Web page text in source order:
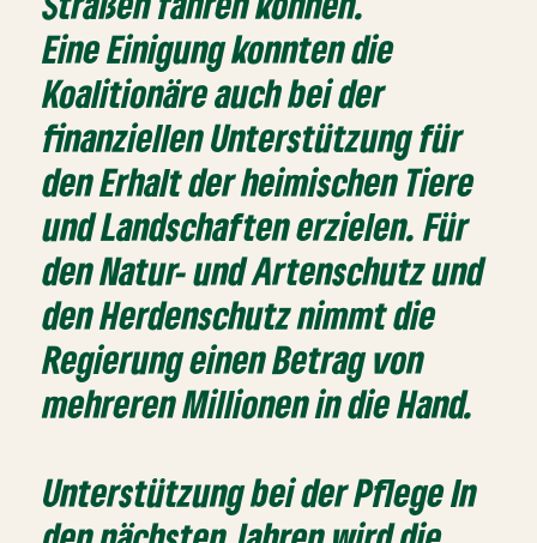
Eine Einigung konnten die
Koalitionäre auch bei der
finanziellen Unterstützung für
den Erhalt der heimischen Tiere
und Landschaften erzielen. Für
den Natur- und Artenschutz und
den Herdenschutz nimmt die
Regierung einen Betrag von
mehreren Millionen in die Hand.
Unterstützung bei der PflegeIn